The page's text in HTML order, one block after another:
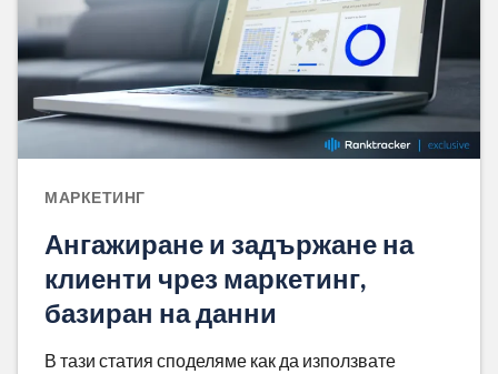
МАРКЕТИНГ
Ангажиране и задържане на
клиенти чрез маркетинг,
базиран на данни
В тази статия споделяме как да използвате